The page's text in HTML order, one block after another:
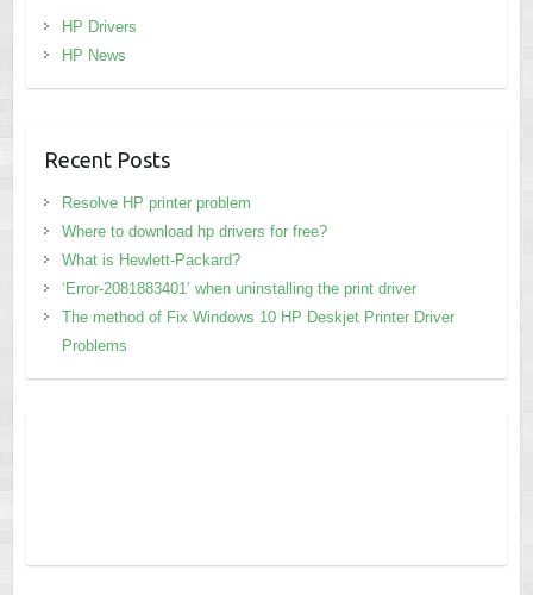
HP Drivers
HP News
Recent Posts
Resolve HP printer problem
Where to download hp drivers for free?
What is Hewlett-Packard?
‘Error-2081883401’ when uninstalling the print driver
The method of Fix Windows 10 HP Deskjet Printer Driver
Problems